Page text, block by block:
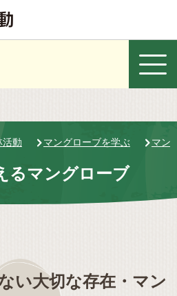
活動 マングローブを学ぶ マン
るマングローブ
い大切な存在・マン